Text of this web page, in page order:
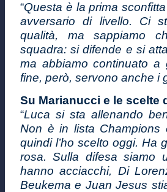
“Questa è la prima
avversario di livello. Ci
qualità, ma sappiamo
squadra: si difende e si
ma abbiamo continuato
fine, però, servono anche i
Su Marianucci e le scelte
“Luca si sta allenando
Non è in lista Champions
quindi l’ho scelto oggi. Ha
rosa. Sulla difesa siamo
hanno acciacchi, Di
Beukema e Juan Jesus